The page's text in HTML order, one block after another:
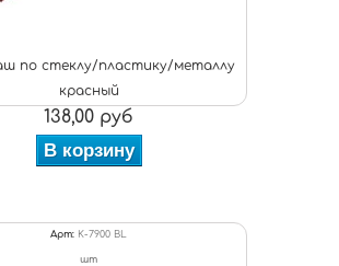
по стеклу/пластику/металлу
красный
138,00 руб
В корзину
Арт: K-7900 BL
шт